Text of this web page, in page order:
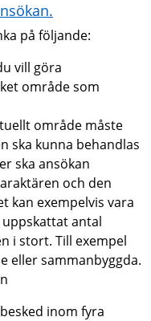
på följande:
vill göra
område som
område måste
ska kunna behandlas
ska ansökan
och den
kan exempelvis vara
antal
i stort. Till exempel
eller sammanbyggda.
inom fyra